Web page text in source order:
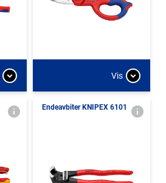
Vis
Endeavbiter KNIPEX 6101